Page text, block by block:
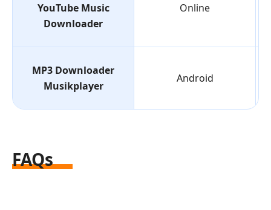
YouTube Music
Downloader
Online
MP3 Downloader
Musikplayer
Android
FAQs